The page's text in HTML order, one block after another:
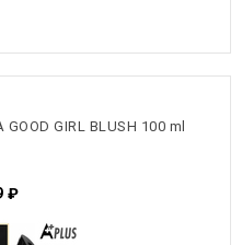
GOOD GIRL BLUSH 100 ml
₽